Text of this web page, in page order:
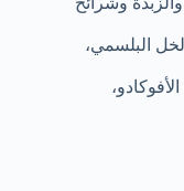
البلسمي،